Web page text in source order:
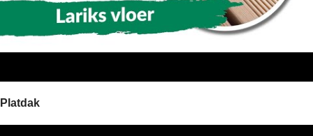
Platdak